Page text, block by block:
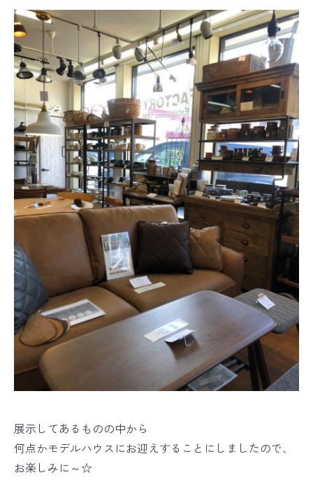
展示してあるものの中から
何点かモデルハウスにお迎えすることにしましたので、
お楽しみに～☆